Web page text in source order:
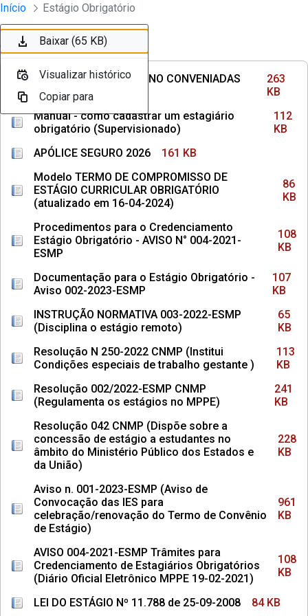
Pular para o Conteúdo principal
Divisão Minima - Escola Superior
Início Estágio Obrigatório
Ordenar Filtro
INSTITUIÇÕES DE ENSINO CONVENIADAS
COM MPPE
263
KB
Manual - como cadastrar um estagiário
obrigatório (Supervisionado)
112
KB
APÓLICE SEGURO 2026
161 KB
Modelo TERMO DE COMPROMISSO DE
ESTÁGIO CURRICULAR OBRIGATÓRIO
(atualizado em 16-04-2024)
86
KB
Procedimentos para o Credenciamento
Estágio Obrigatório - AVISO N° 004-2021-
ESMP
108
KB
Documentação para o Estágio Obrigatório -
Aviso 002-2023-ESMP
107
KB
INSTRUÇÃO NORMATIVA 003-2022-ESMP
(Disciplina o estágio remoto)
65
KB
Resolução N 250-2022 CNMP (Institui
Condições especiais de trabalho gestante )
113
KB
Resolução 002/2022-ESMP CNMP
(Regulamenta os estágios no MPPE)
241
KB
Resolução 042 CNMP (Dispõe sobre a
concessão de estágio a estudantes no
âmbito do Ministério Público dos Estados e
da União)
228
KB
Aviso n. 001-2023-ESMP (Aviso de
Convocação das IES para
celebração/renovação do Termo de Convênio
de Estágio)
961
KB
AVISO 004-2021-ESMP Trâmites para
Credenciamento de Estagiários Obrigatórios
(Diário Oficial Eletrônico MPPE 19-02-2021)
108
KB
LEI DO ESTÁGIO Nº 11.788 de 25-09-2008 84 KB
Baixar (263 KB)
Visualizar histórico
Copiar para
Baixar (112 KB)
Visualizar histórico
Copiar para
Baixar (161 KB)
Visualizar histórico
Copiar para
Baixar (86 KB)
Visualizar histórico
Copiar para
Baixar (108 KB)
Visualizar histórico
Copiar para
Baixar (107 KB)
Visualizar histórico
Copiar para
Baixar (65 KB)
Visualizar histórico
Copiar para